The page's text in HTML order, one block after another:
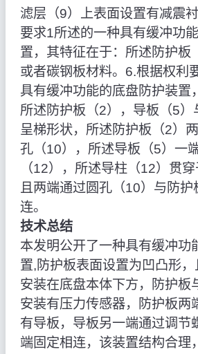
滤层（9）上表面设置有减震
要求1所述的一种具有缓冲功
置，其特征在于：所述防护板
或者碳钢板材料。6.根据权利
具有缓冲功能的底盘防护装置
所述防护板（2），导板（5）
呈梯形状，所述防护板（2）
孔（10），所述导板（5）一
（12），所述导柱（12）贯穿
且两端通过圆孔（10）与防护
连。
技术总结
本发明公开了一种具有缓冲功
置,防护板表面设置为凹凸形
安装在底盘本体下方，防护板
安装有压力传感器，防护板两
有导板，导板另一端通过调节
端固定相连，该装置结构合理